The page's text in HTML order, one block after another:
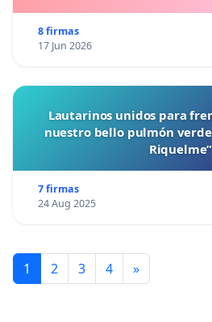
8 firmas
17 Jun 2026
Lautarinos unidos para
nuestro bello pulmón
Riquelme”
7 firmas
24 Aug 2025
1 2 3 4 »